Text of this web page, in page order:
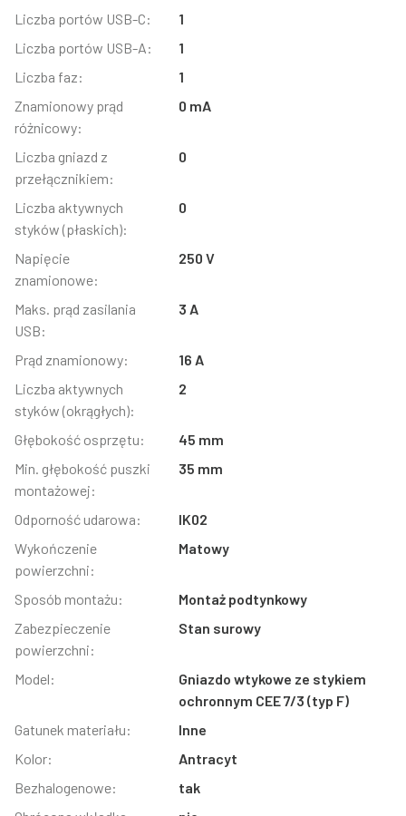
Liczba portów USB-C:
1
Liczba portów USB-A:
1
Liczba faz:
1
Znamionowy prąd
różnicowy:
0 mA
Liczba gniazd z
przełącznikiem:
0
Liczba aktywnych
styków (płaskich):
0
Napięcie
znamionowe:
250 V
Maks. prąd zasilania
USB:
3 A
Prąd znamionowy:
16 A
Liczba aktywnych
styków (okrągłych):
2
Głębokość osprzętu:
45 mm
Min. głębokość puszki
montażowej:
35 mm
Odporność udarowa:
IK02
Wykończenie
powierzchni:
Matowy
Sposób montażu:
Montaż podtynkowy
Zabezpieczenie
powierzchni:
Stan surowy
Model:
Gniazdo wtykowe ze stykiem
ochronnym CEE 7/3 (typ F)
Gatunek materiału:
Inne
Kolor:
Antracyt
Bezhalogenowe:
tak